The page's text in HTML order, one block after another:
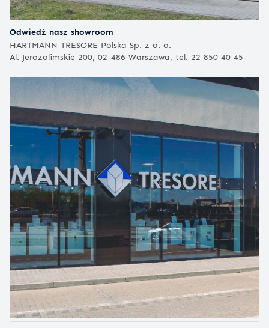
Odwiedź nasz showroom
HARTMANN TRESORE Polska Sp. z o. o.
Al. Jerozolimskie 200, 02-486 Warszawa, tel. 22 850 40 45